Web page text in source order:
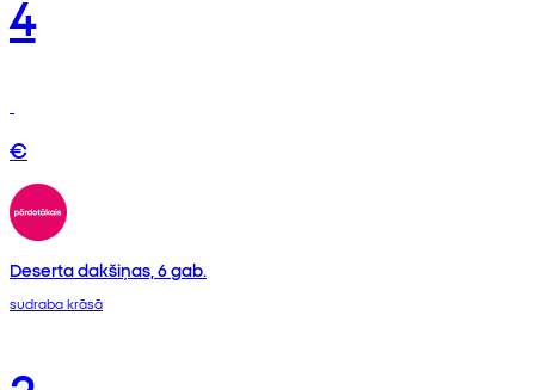
4
€
Deserta dakšiņas, 6 gab.
sudraba krāsā